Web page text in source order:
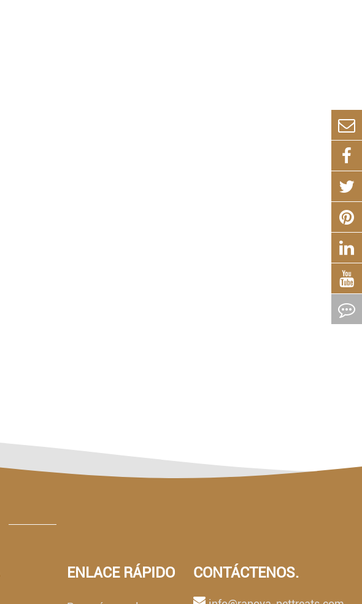
ENLACE RÁPIDO CONTÁCTENOS.